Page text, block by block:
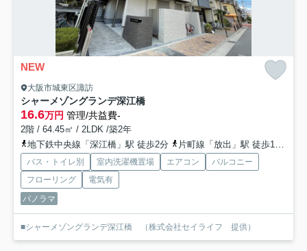
NEW
大阪市城東区諏訪
シャーメゾングランデ深江橋
16.6万円 管理/共益費-
2階 / 64.45㎡ / 2LDK /築2年
地下鉄中央線「深江橋」駅 徒歩2分
片町線「放出」駅 徒歩17分
バス・トイレ別 室内洗濯機置場 エアコン
バルコニー
フローリング
電気有
パノラマ
■シャーメゾングランデ深江橋 （株式会社セイライフ 提供）